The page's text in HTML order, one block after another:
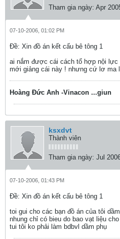
Tham gia ngày: Apr
07-10-2006, 01:02 PM
Ðề: Xin đồ án kết cấu bê tông 1
ai nắm được cái cách tổ hợp nội
mới giảng cái này ! nhưng cứ lơ ma
Hoàng Đức Anh -Vinacon ...giun
ksxdvt
Thành viên
Tham gia ngày: Jul
07-10-2006, 01:43 PM
Ðề: Xin đồ án kết cấu bê tông 1
toi gui cho các bạn đồ án của tôi
nhung chỉ có bieu do bao vạt liệu
tui tôi ko phải làm bdbvl dầm phụ